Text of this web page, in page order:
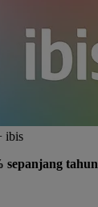
ibis
sepanjang tahun